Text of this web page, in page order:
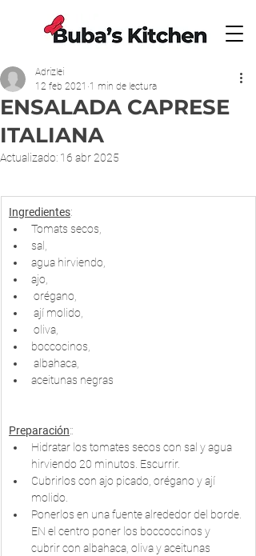
ENSALADA CAPRESE
ITALIANA
Adrizlei
12 feb 2021 1 min de lectura
Actualizado: 16 abr 2025
Ingredientes:
Tomats secos,
sal,
agua hirviendo,
ajo,
orégano,
ají molido,
oliva,
boccocinos,
albahaca,
aceitunas negras
Preparación::
Hidratar los tomates secos con sal y agua
hirviendo 20 minutos. Escurrir.
Cubrirlos con ajo picado, orégano y ají
molido.
Ponerlos en una fuente alrededor del borde.
EN el centro poner los boccoccinos y
cubrir con albahaca, oliva y aceitunas